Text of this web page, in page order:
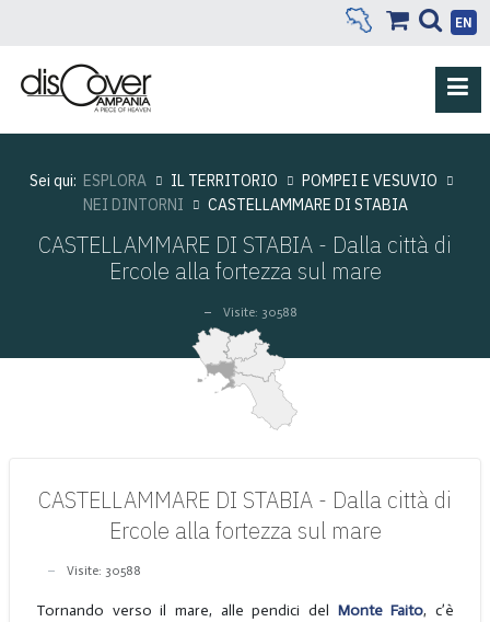
EN
Sei qui: ESPLORA IL TERRITORIO
POMPEI E VESUVIO
NEI DINTORNI
CASTELLAMMARE DI STABIA
CASTELLAMMARE DI STABIA - Dalla città di
Ercole alla fortezza sul mare
Visite: 30588
CASTELLAMMARE DI STABIA - Dalla città di
Ercole alla fortezza sul mare
Visite: 30588
Tornando verso il mare, alle pendici del Monte Faito, c’è